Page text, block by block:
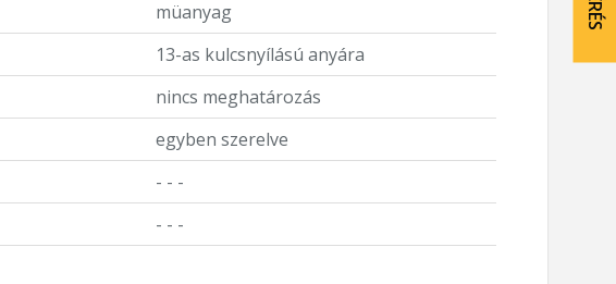
müanyag
13-as kulcsnyílású anyára
nincs meghatározás
egyben szerelve
- - -
- - -